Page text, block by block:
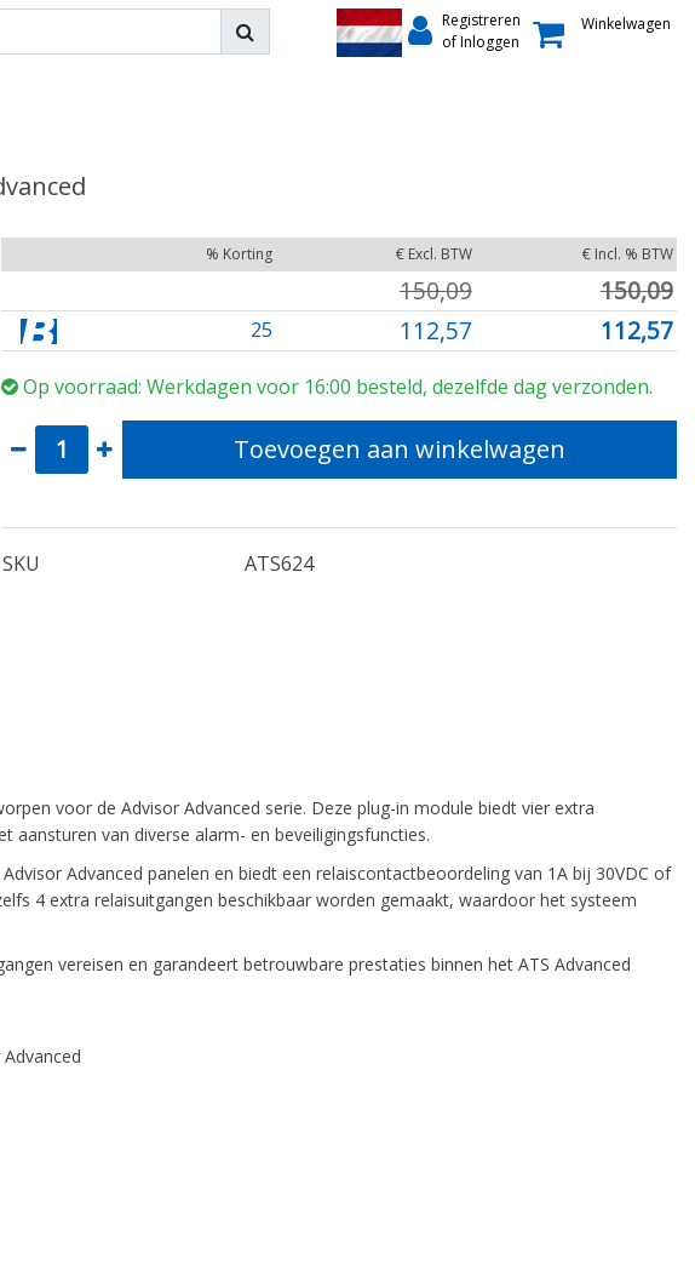
Registreren
of Inloggen
Winkelwagen
% Korting € Excl. BTW € Incl. % BTW
150,09 150,09
25 112,57 112,57
Op voorraad: Werkdagen voor 16:00 besteld, dezelfde dag verzonden.
Toevoegen aan winkelwagen
SKU ATS624
voor de Advisor Advanced serie. Deze plug-in module biedt vier extra
aansturen van diverse alarm- en beveiligingsfuncties.
Advanced panelen en biedt een relaiscontactbeoordeling van 1A bij 30VDC of
4 extra relaisuitgangen beschikbaar worden gemaakt, waardoor het systeem
vereisen en garandeert betrouwbare prestaties binnen het ATS Advanced